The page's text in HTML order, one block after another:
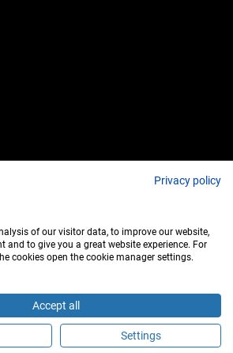
questo medico?
Privacy policy
of our visitor data, to improve our website,
and to give you a great website experience. For
cookies open the cookie manager settings.
Accept all
Settings